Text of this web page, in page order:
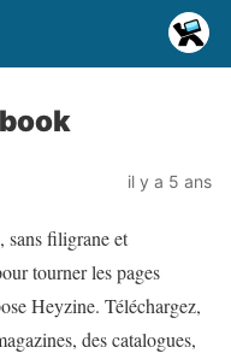
il y a 5 ans
filigrane et
tourner les pages
Heyzine. Téléchargez,
des catalogues,